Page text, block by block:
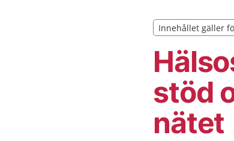
stöd
nätet
Innehållet gäller
Innehållet gäller